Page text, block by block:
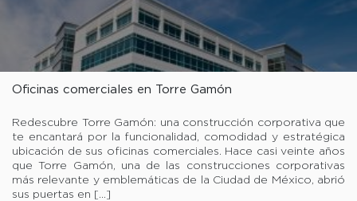
Oficinas comerciales en Torre Gamón
Redescubre Torre Gamón: una construcción corporativa que
te encantará por la funcionalidad, comodidad y estratégica
ubicación de sus oficinas comerciales. Hace casi veinte años
que Torre Gamón, una de las construcciones corporativas
más relevante y emblemáticas de la Ciudad de México, abrió
sus puertas en […]